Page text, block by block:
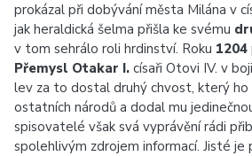
prokázal při dobývání města Milána v
jak heraldická šelma přišla ke svému
v tom sehrálo roli hrdinství. Roku 1204
Přemysl Otakar I. císaři Otovi IV. v
lev za to dostal druhý chvost, který
ostatních národů a dodal mu
spisovatelé však svá vyprávění rádi
spolehlivým zdrojem informací. Jisté